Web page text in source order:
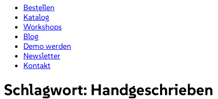
Bestellen
Katalog
Workshops
Blog
Demo werden
Newsletter
Kontakt
Schlagwort: Handgeschrieben